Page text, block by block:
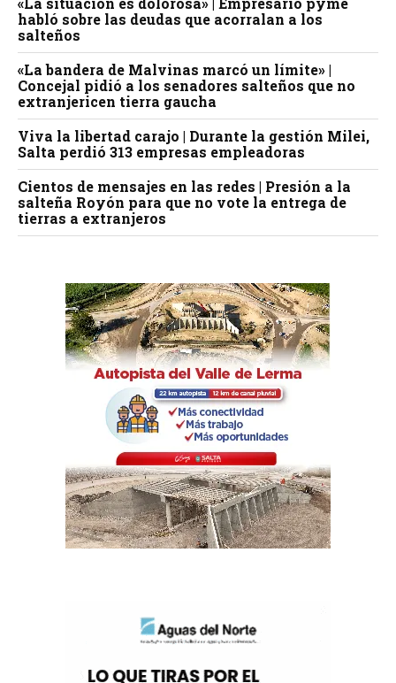
habló sobre las deudas que acorralan a los
salteños
«La bandera de Malvinas marcó un límite» |
Concejal pidió a los senadores salteños que no
extranjericen tierra gaucha
Viva la libertad carajo | Durante la gestión Milei,
Salta perdió 313 empresas empleadoras
Cientos de mensajes en las redes | Presión a la
salteña Royón para que no vote la entrega de
tierras a extranjeros